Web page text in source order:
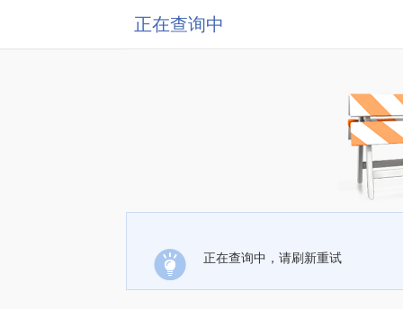
正在查询中
正在查询中，请刷新重试